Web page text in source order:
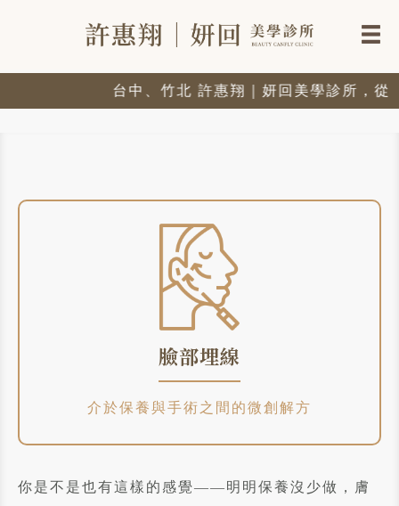
台中、竹北 許惠翔｜妍回美學診所，從細
臉部埋線
介於保養與手術之間的微創解方
你是不是也有這樣的感覺——明明保養沒少做，膚